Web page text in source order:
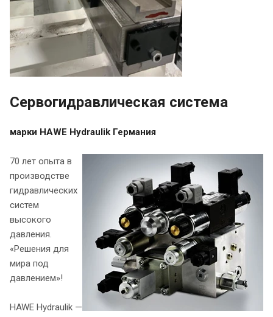
Cервогидравлическая система
марки HAWE Hydraulik Германия
70 лет опыта в
производстве
гидравлических
систем
высокого
давления.
«Решения для
мира под
давлением»!
HAWE Hydraulik —